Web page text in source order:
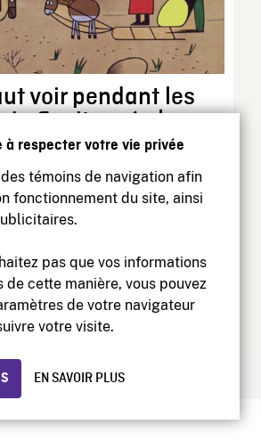
à respecter votre vie privée
témoins de navigation afin
fonctionnement du site, ainsi
pas que vos informations
de cette manière, vous pouvez
de votre navigateur
votre visite.
EN SAVOIR PLUS
voir pendant les
du conservateur
fin d’année approchent. Vous
où nous avons envie de nous...
Non classé, Perspective du
2025